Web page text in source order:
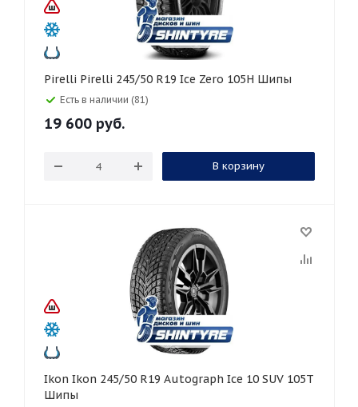
Pirelli Pirelli 245/50 R19 Ice Zero 105H Шипы
Есть в наличии (81)
19 600 руб.
В корзину
Ikon Ikon 245/50 R19 Autograph Ice 10 SUV 105T
Шипы